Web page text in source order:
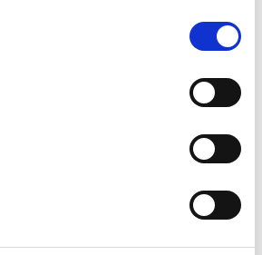
Allgemeine
Verfügbarkeit
Online
Okt. 2024
dieser Funktion unterstützt